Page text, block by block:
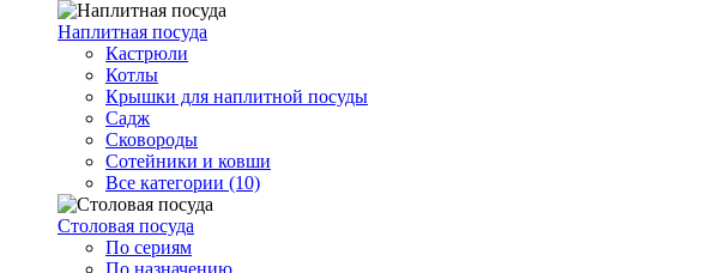
Наплитная посуда
Кастрюли
Котлы
Крышки для наплитной посуды
Садж
Сковороды
Сотейники и ковши
Все категории (10)
Столовая посуда
По сериям
По назначению